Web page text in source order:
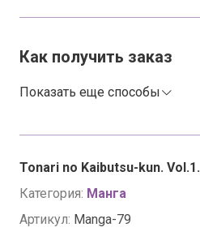
Tonari no Kaibutsu-kun. Vol.1.
Категория: Манга
Артикул: Manga-79
Как получить заказ
Показать еще способы